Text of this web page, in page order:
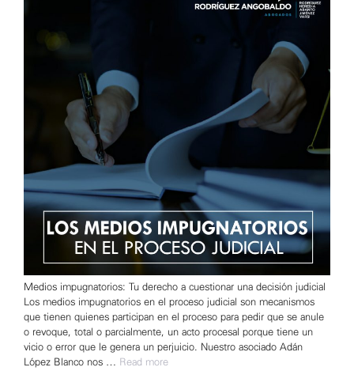
Medios impugnatorios: Tu derecho a cuestionar una decisión judicial
Los medios impugnatorios en el proceso judicial son mecanismos
que tienen quienes participan en el proceso para pedir que se anule
o revoque, total o parcialmente, un acto procesal porque tiene un
vicio o error que le genera un perjuicio. Nuestro asociado Adán
López Blanco nos …
Read more